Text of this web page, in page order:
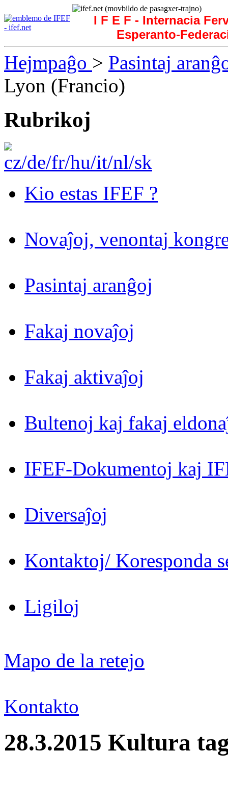
I F E F - Internacia
Esperanto-
Hejmpaĝo > Pasintaj
Lyon (Francio)
Rubrikoj
Kio estas IFEF ?
Novaĵoj, venontaj
Pasintaj aranĝoj
Fakaj novaĵoj
Fakaj aktivaĵoj
Bultenoj kaj fakaj
IFEF-Dokumentoj kaj
Diversaĵoj
Kontaktoj/ Koresponda
Ligiloj
Mapo de la retejo
Kontakto
28.3.2015 Kultura